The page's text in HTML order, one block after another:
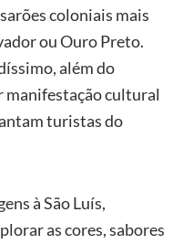
coloniais mais
ou Ouro Preto.
além do
manifestação cultural
turistas do
à São Luís,
as cores, sabores